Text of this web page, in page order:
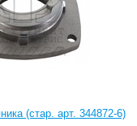
(стар. арт. 344872-6)